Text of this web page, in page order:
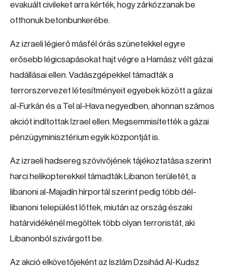
evakuált civileket arra kérték, hogy zárkózzanak be
otthonuk betonbunkerébe.
Az izraeli légierő másfél órás szünetekkel egyre
erősebb légicsapásokat hajt végre a Hamász vélt gázai
hadállásai ellen. Vadászgépekkel támadták a
terrorszervezet létesítményeit egyebek között a gázai
al-Furkán és a Tel al-Hava negyedben, ahonnan számos
akciót indítottak Izrael ellen. Megsemmisítették a gázai
pénzügyminisztérium egyik központját is.
Az izraeli hadsereg szóvivőjének tájékoztatása szerint
harci helikopterekkel támadták Libanon területét, a
libanoni al-Majadín hírportál szerint pedig több dél-
libanoni települést lőttek, miután az ország északi
határvidékénél megöltek több olyan terroristát, aki
Libanonból szivárgott be.
Az akció elkövetőjeként az Iszlám Dzsihád Al-Kudsz